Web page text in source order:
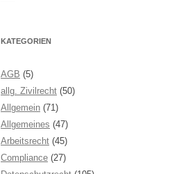
KATEGORIEN
AGB (5)
allg. Zivilrecht (50)
Allgemein (71)
Allgemeines (47)
Arbeitsrecht (45)
Compliance (27)